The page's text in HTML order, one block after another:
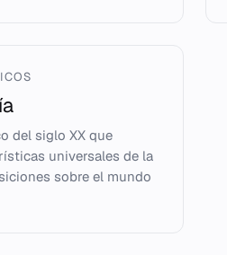
del siglo XX que
universales de la
sobre el mundo